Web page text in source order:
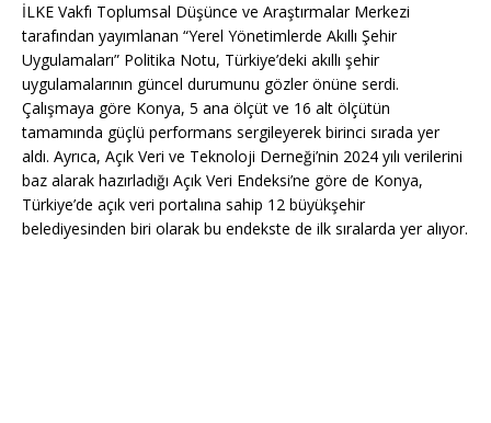
İLKE Vakfı Toplumsal Düşünce ve Araştırmalar Merkezi
tarafından yayımlanan “Yerel Yönetimlerde Akıllı Şehir
Uygulamaları” Politika Notu, Türkiye’deki akıllı şehir
uygulamalarının güncel durumunu gözler önüne serdi.
Çalışmaya göre Konya, 5 ana ölçüt ve 16 alt ölçütün
tamamında güçlü performans sergileyerek birinci sırada yer
aldı. Ayrıca, Açık Veri ve Teknoloji Derneği’nin 2024 yılı verilerini
baz alarak hazırladığı Açık Veri Endeksi’ne göre de Konya,
Türkiye’de açık veri portalına sahip 12 büyükşehir
belediyesinden biri olarak bu endekste de ilk sıralarda yer alıyor.